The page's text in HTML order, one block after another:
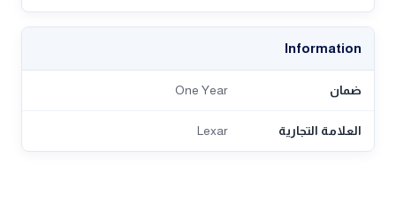
Information
ضمان One Year
العلامة التجارية Lexar